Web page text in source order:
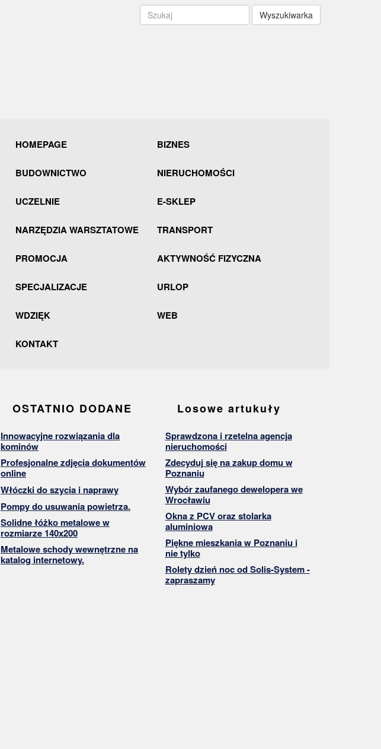
Wyszukiwarka
HOMEPAGE BIZNES
BUDOWNICTWO NIERUCHOMOŚCI
UCZELNIE E-SKLEP
NARZĘDZIA WARSZTATOWE TRANSPORT
PROMOCJA AKTYWNOŚĆ FIZYCZNA
SPECJALIZACJE URLOP
WDZIĘK WEB
KONTAKT
OSTATNIO DODANE
Innowacyjne rozwiązania dla
kominów
Profesjonalne zdjęcia dokumentów
online
Włóczki do szycia i naprawy
Pompy do usuwania powietrza.
Solidne łóżko metalowe w
rozmiarze 140x200
Metalowe schody wewnętrzne na
katalog internetowy.
Losowe artukuły
Sprawdzona i rzetelna agencja
nieruchomości
Zdecyduj się na zakup domu w
Poznaniu
Wybór zaufanego dewelopera we
Wrocławiu
Okna z PCV oraz stolarka
aluminiowa
Piękne mieszkania w Poznaniu i
nie tylko
Rolety dzień noc od Solis-System -
zapraszamy